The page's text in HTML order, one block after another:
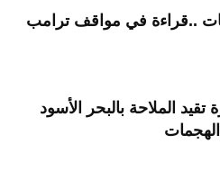
..قراءة في مواقف ترامب
تقيد الملاحة بالبحر الأسود